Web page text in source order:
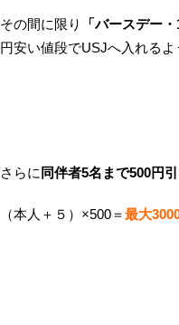
その間に限り 「バースデー
円安い値段でUSJへ入れるよ
さらに 同伴者5名まで500円
（本人＋５）×500＝最大